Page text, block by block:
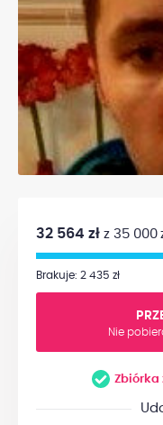
32 564 zł z 35 000
Brakuje: 2 435 zł
Nie
Zbiórka